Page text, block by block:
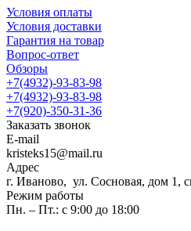
Условия оплаты
Условия доставки
Гарантия на товар
Вопрос-ответ
Обзоры
+7(4932)-93-83-98
+7(4932)-93-83-98
+7(920)-350-31-36
Заказать звонок
E-mail
kristeks15@mail.ru
Адрес
г. Иваново, ул. Сосновая, дом 1,
Режим работы
Пн. – Пт.: с 9:00 до 18:00